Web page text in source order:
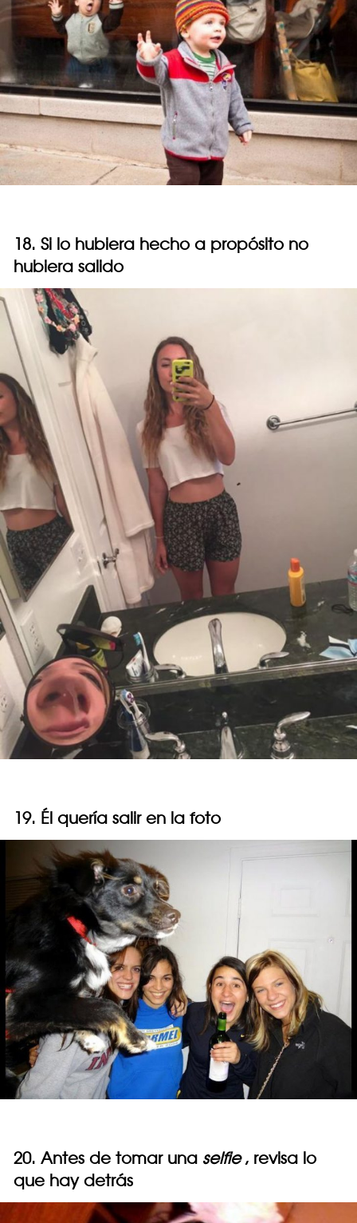
18. Si lo hubiera hecho a propósito no
hubiera salido
19. Él quería salir en la foto
20. Antes de tomar una selfie , revisa lo
que hay detrás